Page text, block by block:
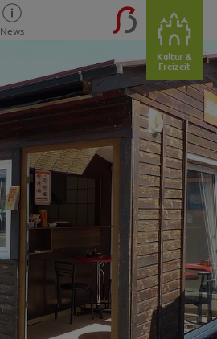
News
Kultur &
Freizeit